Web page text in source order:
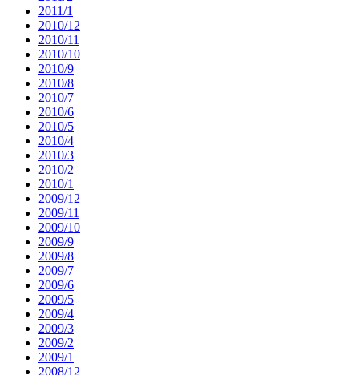
2011/1
2010/12
2010/11
2010/10
2010/9
2010/8
2010/7
2010/6
2010/5
2010/4
2010/3
2010/2
2010/1
2009/12
2009/11
2009/10
2009/9
2009/8
2009/7
2009/6
2009/5
2009/4
2009/3
2009/2
2009/1
2008/12